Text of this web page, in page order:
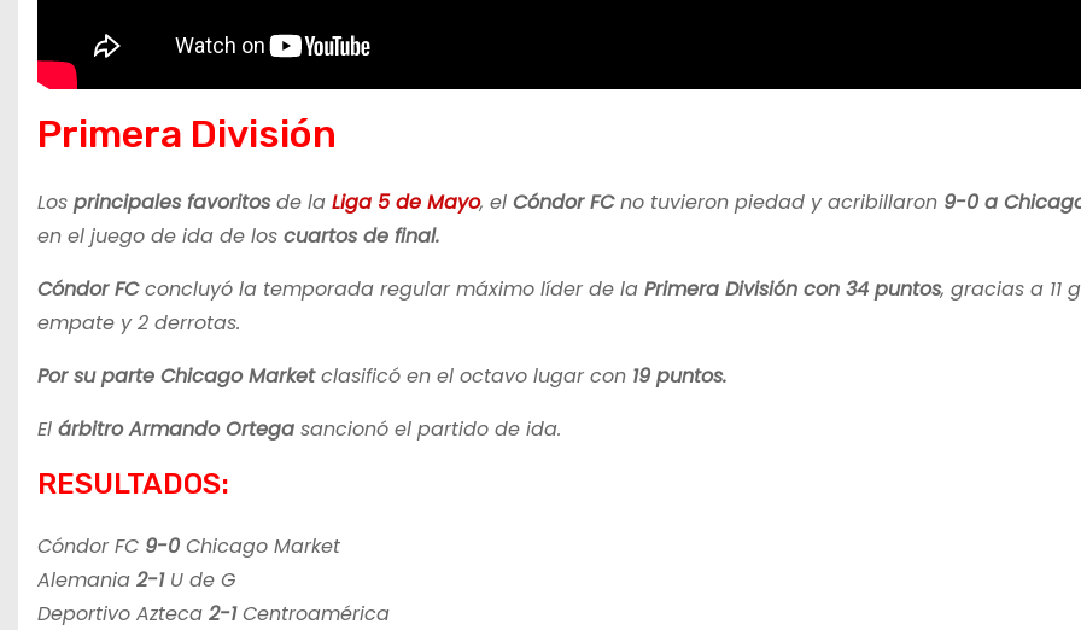
Primera División
Los principales favoritosde la Liga 5 de Mayo, el Cóndor FCno tuvieron piedad y acribillaron 9-0 a
en el juego de ida de los cuartos de final.
Cóndor FCconcluyó la temporada regular máximo líder de la Primera División con 34 puntos, gracias a 11
empate y 2 derrotas.
Por su parte Chicago Marketclasificó en el octavo lugar con 19 puntos.
El árbitro Armando Ortega sancionó el partido de ida.
RESULTADOS:
Cóndor FC 9-0 Chicago Market
Alemania 2-1U de G
Deportivo Azteca 2-1Centroamérica